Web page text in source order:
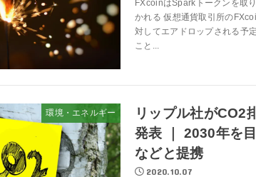
FXcoinはSparkトークンを取
かれる 仮想通貨取引所の
対してエアドロップされる予
こと...
環境・エネルギー
リップル社がCO2
発表 ｜ 2030年を
などと提携
2020.10.07